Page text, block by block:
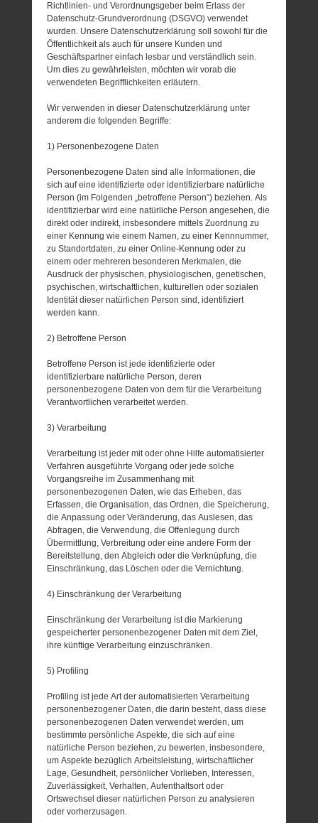
Richtlinien- und Verordnungsgeber beim Erlass der
Datenschutz-Grundverordnung (DSGVO) verwendet
wurden. Unsere Datenschutzerklärung soll sowohl für die
Öffentlichkeit als auch für unsere Kunden und
Geschäftspartner einfach lesbar und verständlich sein.
Um dies zu gewährleisten, möchten wir vorab die
verwendeten Begrifflichkeiten erläutern.
Wir verwenden in dieser Datenschutzerklärung unter
anderem die folgenden Begriffe:
1) Personenbezogene Daten
Personenbezogene Daten sind alle Informationen, die
sich auf eine identifizierte oder identifizierbare natürliche
Person (im Folgenden „betroffene Person“) beziehen. Als
identifizierbar wird eine natürliche Person angesehen, die
direkt oder indirekt, insbesondere mittels Zuordnung zu
einer Kennung wie einem Namen, zu einer Kennnummer,
zu Standortdaten, zu einer Online-Kennung oder zu
einem oder mehreren besonderen Merkmalen, die
Ausdruck der physischen, physiologischen, genetischen,
psychischen, wirtschaftlichen, kulturellen oder sozialen
Identität dieser natürlichen Person sind, identifiziert
werden kann.
2) Betroffene Person
Betroffene Person ist jede identifizierte oder
identifizierbare natürliche Person, deren
personenbezogene Daten von dem für die Verarbeitung
Verantwortlichen verarbeitet werden.
3) Verarbeitung
Verarbeitung ist jeder mit oder ohne Hilfe automatisierter
Verfahren ausgeführte Vorgang oder jede solche
Vorgangsreihe im Zusammenhang mit
personenbezogenen Daten, wie das Erheben, das
Erfassen, die Organisation, das Ordnen, die Speicherung,
die Anpassung oder Veränderung, das Auslesen, das
Abfragen, die Verwendung, die Offenlegung durch
Übermittlung, Verbreitung oder eine andere Form der
Bereitstellung, den Abgleich oder die Verknüpfung, die
Einschränkung, das Löschen oder die Vernichtung.
4) Einschränkung der Verarbeitung
Einschränkung der Verarbeitung ist die Markierung
gespeicherter personenbezogener Daten mit dem Ziel,
ihre künftige Verarbeitung einzuschränken.
5) Profiling
Profiling ist jede Art der automatisierten Verarbeitung
personenbezogener Daten, die darin besteht, dass diese
personenbezogenen Daten verwendet werden, um
bestimmte persönliche Aspekte, die sich auf eine
natürliche Person beziehen, zu bewerten, insbesondere,
um Aspekte bezüglich Arbeitsleistung, wirtschaftlicher
Lage, Gesundheit, persönlicher Vorlieben, Interessen,
Zuverlässigkeit, Verhalten, Aufenthaltsort oder
Ortswechsel dieser natürlichen Person zu analysieren
oder vorherzusagen.